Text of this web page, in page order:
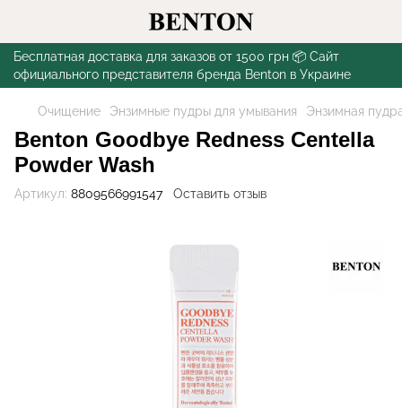
Бесплатная доставка для заказов от 1500 грн 📦 Сайт
официального представителя бренда Benton в Украине
Очищение Энзимные пудры для умывания Энзимная
Benton Goodbye Redness Centella
Powder Wash
Артикул: 8809566991547 Оставить отзыв